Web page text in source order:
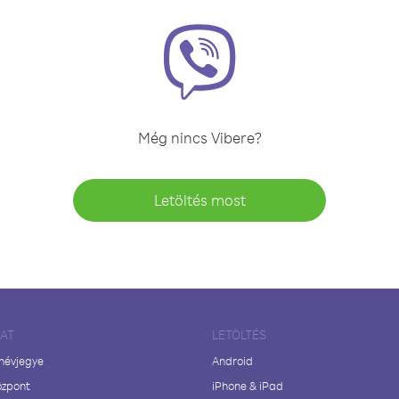
Még nincs Vibere?
Letöltés most
LETÖLTÉS
Android
iPhone & iPad